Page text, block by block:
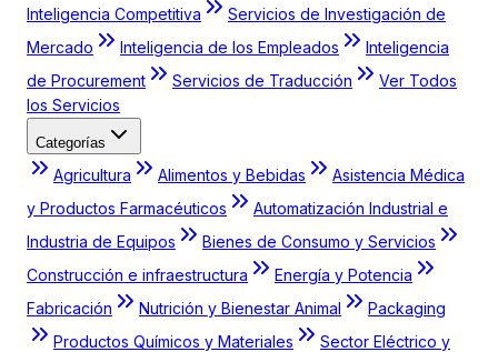
Inteligencia Competitiva
Servicios de Investigación de
Mercado
Inteligencia de los Empleados
Inteligencia
de Procurement
Servicios de Traducción
Ver Todos
los Servicios
Categorías
Agricultura Alimentos y Bebidas
Asistencia Médica
y Productos Farmacéuticos
Automatización Industrial e
Industria de Equipos
Bienes de Consumo y Servicios
Construcción e infraestructura
Energía y Potencia
Fabricación
Nutrición y Bienestar Animal
Packaging
Productos Químicos y Materiales
Sector Eléctrico y